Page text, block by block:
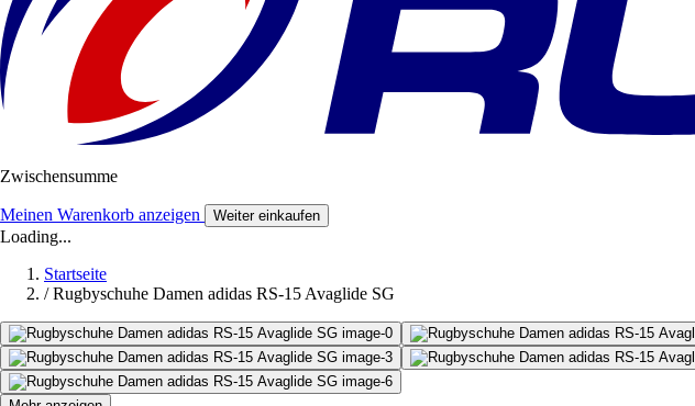
Zwischensumme
Meinen Warenkorb anzeigen Weiter einkaufen
Loading...
Startseite
/ Rugbyschuhe Damen adidas RS-15 Avaglide SG